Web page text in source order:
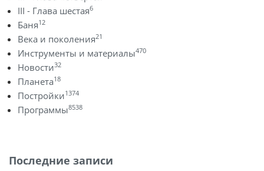
III - Глава шестая6
Баня12
Века и поколения21
Инструменты и материалы470
Новости32
Планета18
Постройки1374
Программы8538
Последние записи